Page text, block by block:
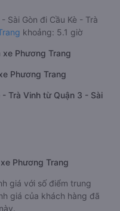
Sài Gòn đi Cầu Kè - Trà
khoảng: 5.1 giờ
Phương Trang
Phương Trang
Trà Vinh từ Quận 3 - Sài
Phương Trang
giá với số điểm trung
giá của khách hàng đã